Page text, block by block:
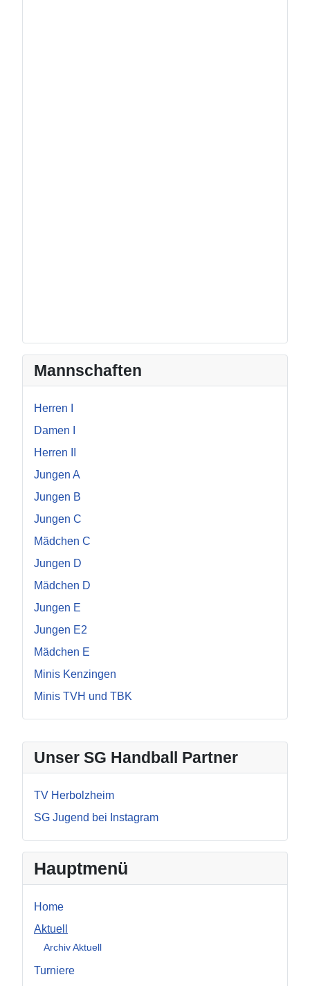
Unser SG Handball Partner
TV Herbolzheim
SG Jugend bei Instagram
Hauptmenü
Home
Aktuell
Archiv Aktuell
Turniere
Mannschaften
Herren I
Damen I
Herren II
Jungen A
Jungen B
Jungen C
Mädchen C
Jungen D
Mädchen D
Jungen E
Jungen E2
Mädchen E
Minis Kenzingen
Minis TVH und TBK